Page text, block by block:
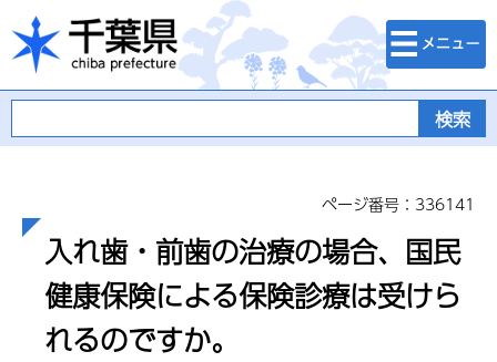
千葉県
検索・メニュ
ー
ページ番号：336141
入れ歯・前歯の治療の場合、国民
健康保険による保険診療は受けら
れるのですか。